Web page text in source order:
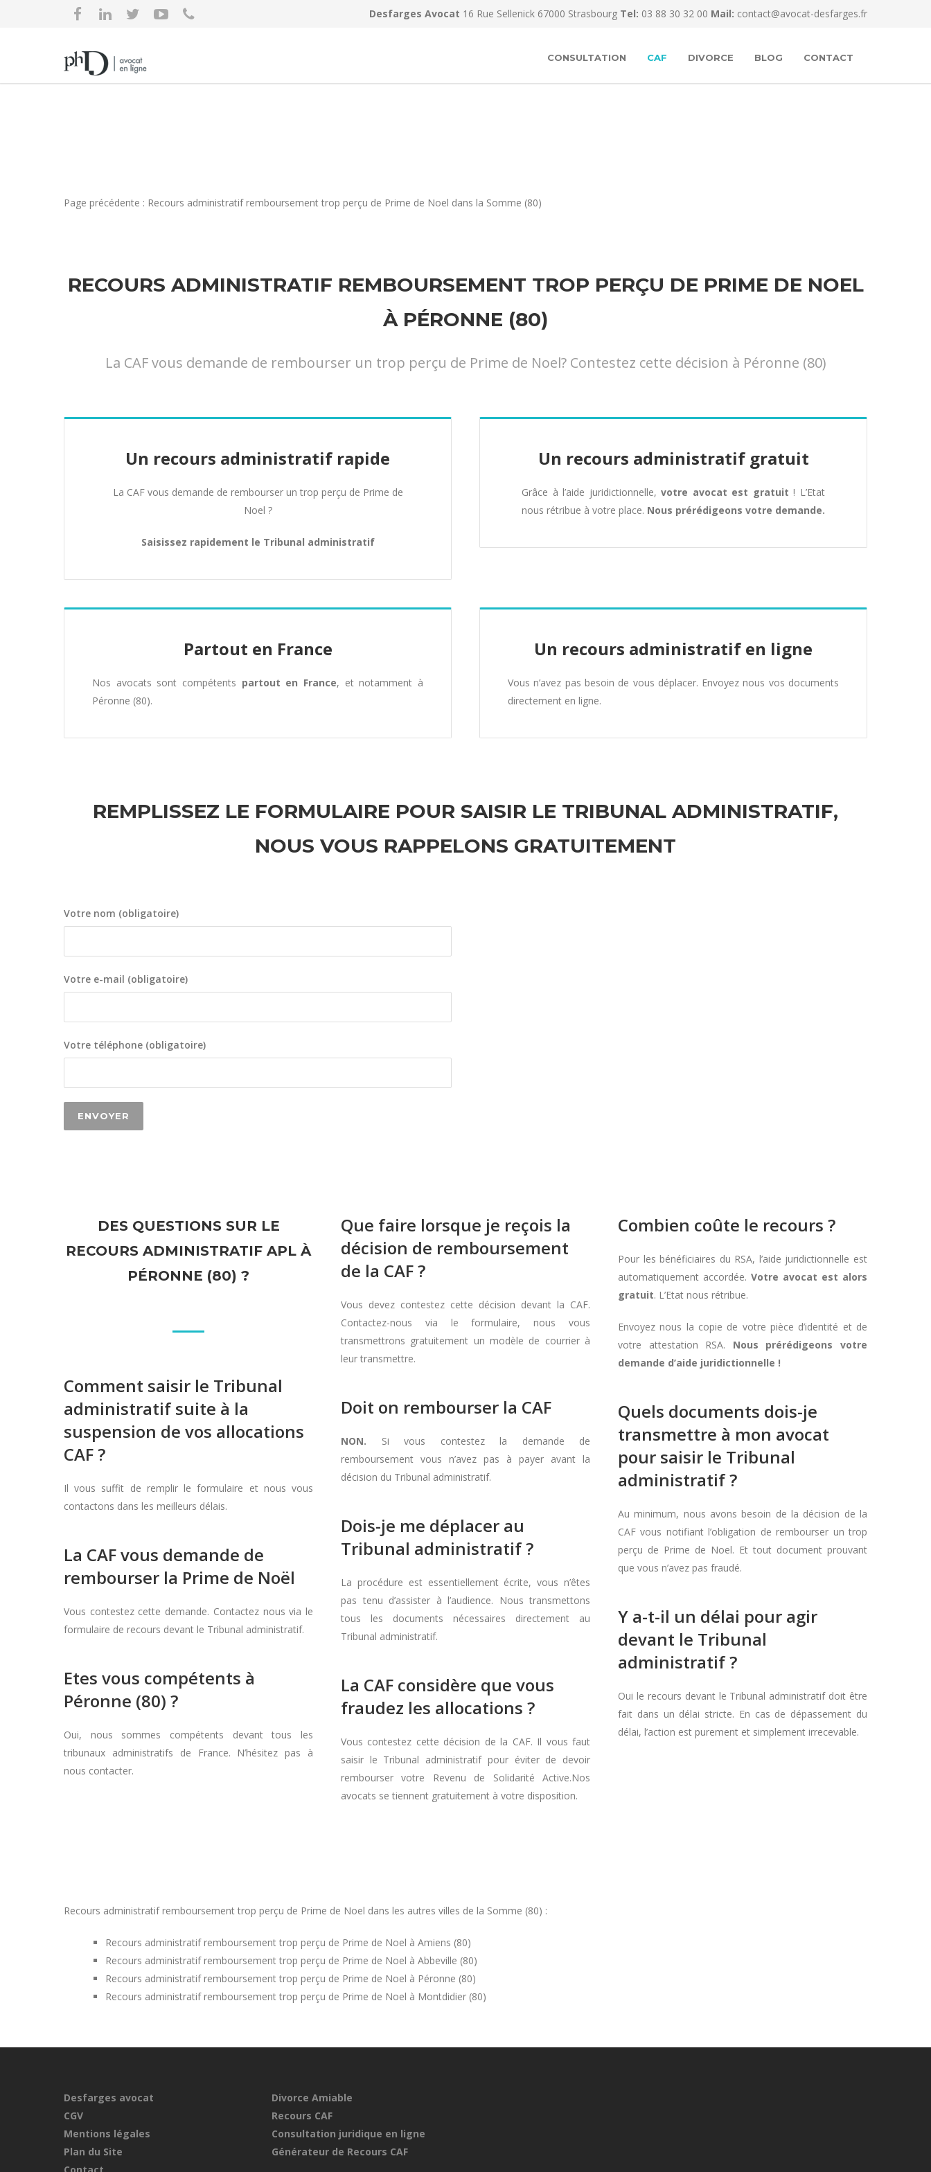
Desfarges Avocat 16 Rue Sellenick 67000 Strasbourg Tel: 03 88 30 32 00 Mail: contact@avocat-desfarges.fr
CONSULTATION CAF DIVORCE BLOG CONTACT
Page précédente : Recours administratif remboursement trop perçu de Prime de Noel dans la Somme (80)
RECOURS ADMINISTRATIF REMBOURSEMENT TROP PERÇU DE PRIME DE NOEL
À PÉRONNE (80)
La CAF vous demande de rembourser un trop perçu de Prime de Noel? Contestez cette décision à Péronne (80)
Un recours administratif rapide
La CAF vous demande de rembourser un trop perçu de Prime de
Noel ?
Saisissez rapidement le Tribunal administratif
Un recours administratif gratuit
Grâce à l’aide juridictionnelle,votre avocat est gratuit ! L’Etat
nous rétribue à votre place. Nous prérédigeons votre demande.
Partout en France
Nos avocats sont compétents partout en France, et notamment à
Péronne (80).
Un recours administratif en ligne
Vous n’avez pas besoin de vous déplacer. Envoyez nous vos documents
directement en ligne.
REMPLISSEZ LE FORMULAIRE POUR SAISIR LE TRIBUNAL ADMINISTRATIF,
NOUS VOUS RAPPELONS GRATUITEMENT
Votre nom (obligatoire)
Votre e-mail (obligatoire)
Votre téléphone (obligatoire)
DES QUESTIONS SUR LE
RECOURS ADMINISTRATIF APL À
PÉRONNE (80) ?
Comment saisir le Tribunal
administratif suite à la
suspension de vos allocations
CAF ?
Il vous suffit de remplir le formulaire et nous vous
contactons dans les meilleurs délais.
La CAF vous demande de
rembourser la Prime de Noël
Vous contestez cette demande. Contactez nous via le
formulaire de recours devant le Tribunal administratif.
Etes vous compétents à
Péronne (80) ?
Oui, nous sommes compétents devant tous les
tribunaux administratifs de France. N’hésitez pas à
nous contacter.
Que faire lorsque je reçois la
décision de remboursement
de la CAF ?
Vous devez contestez cette décision devant la CAF.
Contactez-nous via le formulaire, nous vous
transmettrons gratuitement un modèle de courrier à
leur transmettre.
Doit on rembourser la CAF
NON. Si vous contestez la demande de
remboursement vous n’avez pas à payer avant la
décision du Tribunal administratif.
Dois-je me déplacer au
Tribunal administratif ?
La procédure est essentiellement écrite, vous n’êtes
pas tenu d’assister à l’audience. Nous transmettons
tous les documents nécessaires directement au
Tribunal administratif.
La CAF considère que vous
fraudez les allocations ?
Vous contestez cette décision de la CAF. Il vous faut
saisir le Tribunal administratif pour éviter de devoir
rembourser votre Revenu de Solidarité Active.Nos
avocats se tiennent gratuitement à votre disposition.
Combien coûte le recours ?
Pour les bénéficiaires du RSA, l’aide juridictionnelle est
automatiquement accordée. Votre avocat est alors
gratuit. L’Etat nous rétribue.
Envoyez nous la copie de votre pièce d’identité et de
votre attestation RSA. Nous prérédigeons votre
demande d’aide juridictionnelle !
Quels documents dois-je
transmettre à mon avocat
pour saisir le Tribunal
administratif ?
Au minimum, nous avons besoin de la décision de la
CAF vous notifiant l’obligation de rembourser un trop
perçu de Prime de Noel. Et tout document prouvant
que vous n’avez pas fraudé.
Y a-t-il un délai pour agir
devant le Tribunal
administratif ?
Oui le recours devant le Tribunal administratif doit être
fait dans un délai stricte. En cas de dépassement du
délai, l’action est purement et simplement irrecevable.
Recours administratif remboursement trop perçu de Prime de Noel dans les autres villes de la Somme (80) :
Recours administratif remboursement trop perçu de Prime de Noel à Amiens (80)
Recours administratif remboursement trop perçu de Prime de Noel à Abbeville (80)
Recours administratif remboursement trop perçu de Prime de Noel à Péronne (80)
Recours administratif remboursement trop perçu de Prime de Noel à Montdidier (80)
Desfarges avocat
CGV
Mentions légales
Plan du Site
Divorce Amiable
Recours CAF
Consultation juridique en ligne
Générateur de Recours CAF